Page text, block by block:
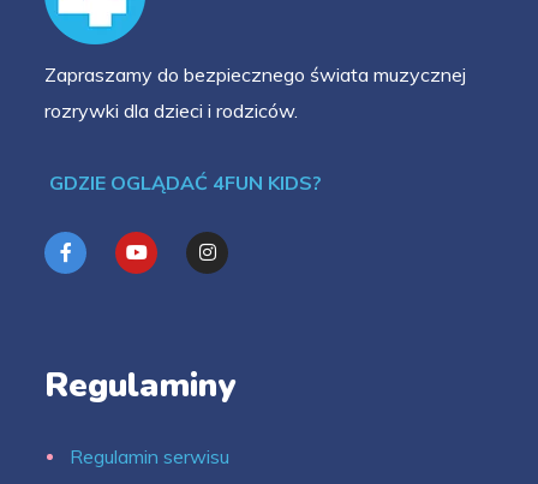
Zapraszamy do bezpiecznego świata muzycznej
rozrywki dla dzieci i rodziców.
GDZIE OGLĄDAĆ 4FUN KIDS?
Regulaminy
Regulamin serwisu